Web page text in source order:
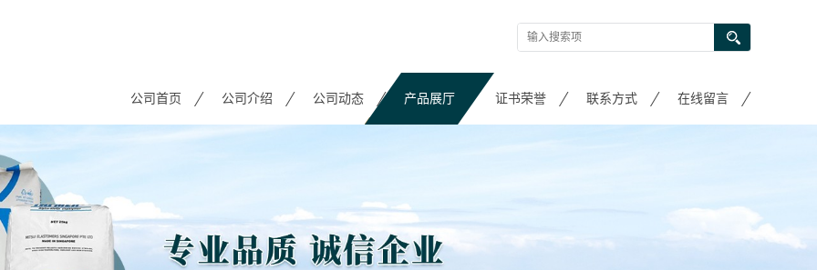
公司首页 公司介绍 公司动态 产品展厅 证书荣誉 联系方式 在线留言